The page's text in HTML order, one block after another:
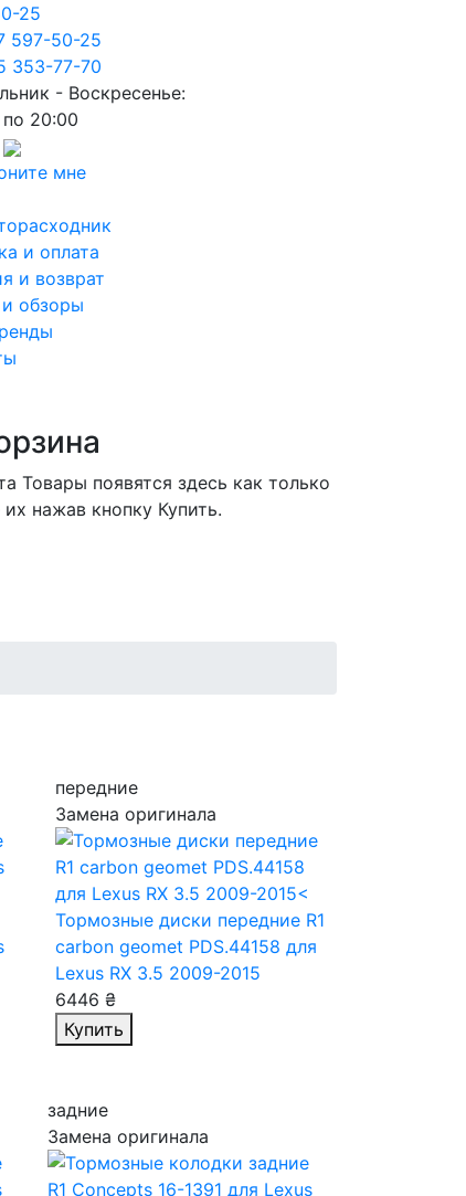
25
597-50-25
353-77-70
- Воскресенье:
20:00
мне
и оплата
и возврат
обзоры
Товары появятся здесь как только
нажав кнопку Купить.
передние
Замена оригинала
Тормозные диски передние R1
carbon geomet PDS.44158 для
Lexus RX 3.5 2009-2015
6446 ₴
Купить
задние
Замена оригинала